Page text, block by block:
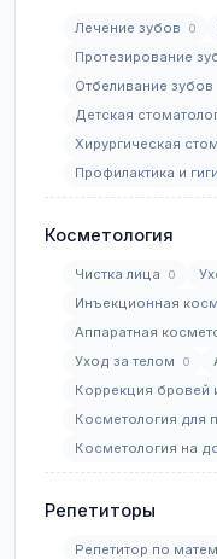
Лечение зубов 0
Протезирование
Отбеливание зубов
Детская
Хирургическая
Профилактика и
Косметология
Чистка лица 0
Инъекционная
Аппаратная
Уход за телом 0
Коррекция бровей
Косметология для
Косметология на
Репетиторы
Репетитор по